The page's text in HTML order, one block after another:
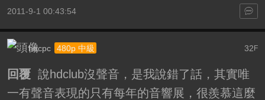
2011-9-1 00:43:54
32 F
hqcpc 480p 中級
回覆 說hdclub沒聲音，是我說錯了話，其實唯
一有聲音表現的只有每年的音響展，很羨慕這麼